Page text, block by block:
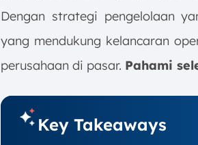
Dengan strategi pengelolaan
yang mendukung kelancaran
perusahaan di pasar. Pahami
Key Takeaways